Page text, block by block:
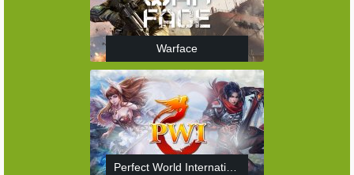
Warface
Perfect World International